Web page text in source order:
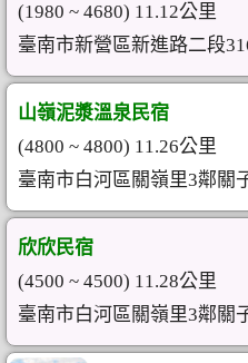
(1980 ~ 4680) 11.12公里
臺南市新營區新進路二段
山嶺泥漿溫泉民宿
(4800 ~ 4800) 11.26公里
臺南市白河區關嶺里3鄰關
欣欣民宿
(4500 ~ 4500) 11.28公里
臺南市白河區關嶺里3鄰關